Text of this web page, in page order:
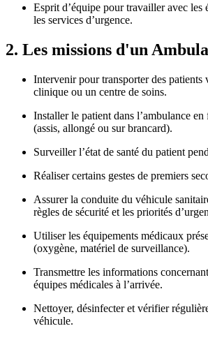
Esprit d’équipe pour travailler avec les
les services d’urgence.
2. Les missions d'un
Intervenir pour transporter des patients
clinique ou un centre de soins.
Installer le patient dans l’ambulance
(assis, allongé ou sur brancard).
Surveiller l’état de santé du patient
Réaliser certains gestes de premiers
Assurer la conduite du véhicule
règles de sécurité et les priorités
Utiliser les équipements médicaux
(oxygène, matériel de surveillance).
Transmettre les informations
équipes médicales à l’arrivée.
Nettoyer, désinfecter et vérifier
véhicule.